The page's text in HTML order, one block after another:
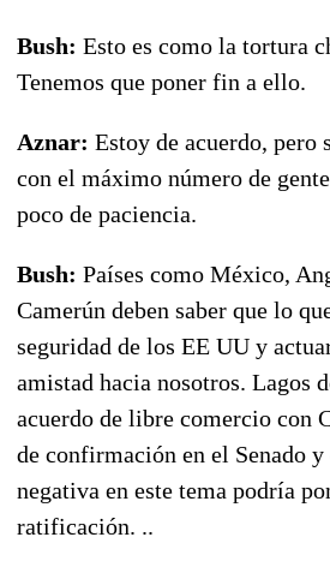
Bush: Esto es como la tortura
Tenemos que poner fin a ello.
Aznar: Estoy de acuerdo, pero
con el máximo número de
poco de paciencia.
Bush: Países como México,
Camerún deben saber que lo
seguridad de los EE UU y
amistad hacia nosotros. Lagos
acuerdo de libre comercio con
de confirmación en el Senado
negativa en este tema podría
ratificación. ..